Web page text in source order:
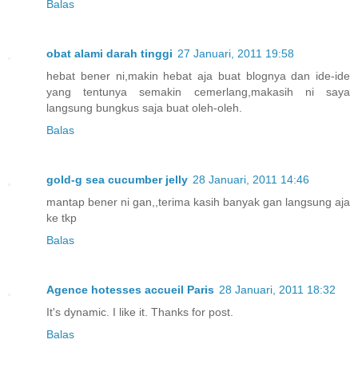
Balas
obat alami darah tinggi 27 Januari, 2011 19:58
hebat bener ni,makin hebat aja buat blognya dan ide-ide
yang tentunya semakin cemerlang,makasih ni saya
langsung bungkus saja buat oleh-oleh.
Balas
gold-g sea cucumber jelly 28 Januari, 2011 14:46
mantap bener ni gan,,terima kasih banyak gan langsung aja
ke tkp
Balas
Agence hotesses accueil Paris 28 Januari, 2011 18:32
It's dynamic. I like it. Thanks for post.
Balas